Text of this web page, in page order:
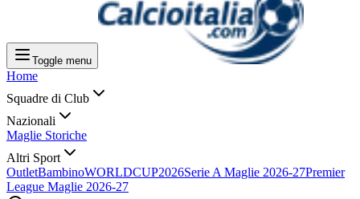
Toggle menu
Home
Squadre di Club
Nazionali
Maglie Storiche
Altri Sport
OutletBambinoWORLDCUP2026Serie A Maglie 2026-27Premier
League Maglie 2026-27